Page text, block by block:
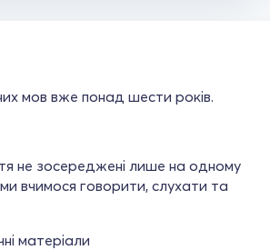
мов вже понад шести років.
не зосереджені лише на одному
вчимося говорити, слухати та
матеріали